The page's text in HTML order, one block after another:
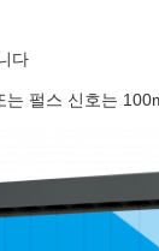
다
펄스 신호는